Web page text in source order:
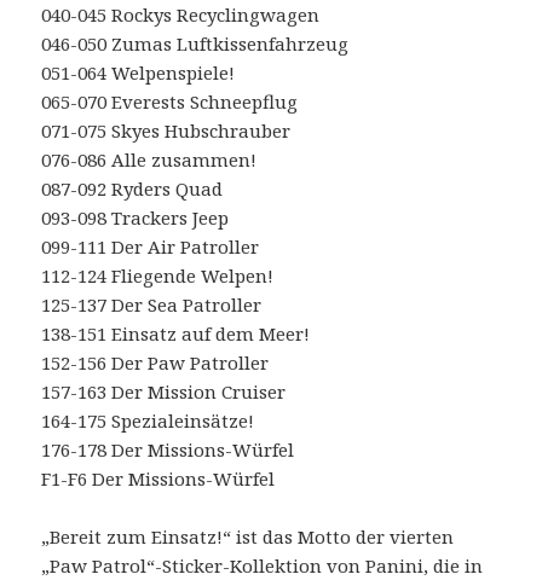
040-045 Rockys Recyclingwagen
046-050 Zumas Luftkissenfahrzeug
051-064 Welpenspiele!
065-070 Everests Schneepflug
071-075 Skyes Hubschrauber
076-086 Alle zusammen!
087-092 Ryders Quad
093-098 Trackers Jeep
099-111 Der Air Patroller
112-124 Fliegende Welpen!
125-137 Der Sea Patroller
138-151 Einsatz auf dem Meer!
152-156 Der Paw Patroller
157-163 Der Mission Cruiser
164-175 Spezialeinsätze!
176-178 Der Missions-Würfel
F1-F6 Der Missions-Würfel
„Bereit zum Einsatz!“ ist das Motto der vierten
„Paw Patrol“-Sticker-Kollektion von Panini, die in